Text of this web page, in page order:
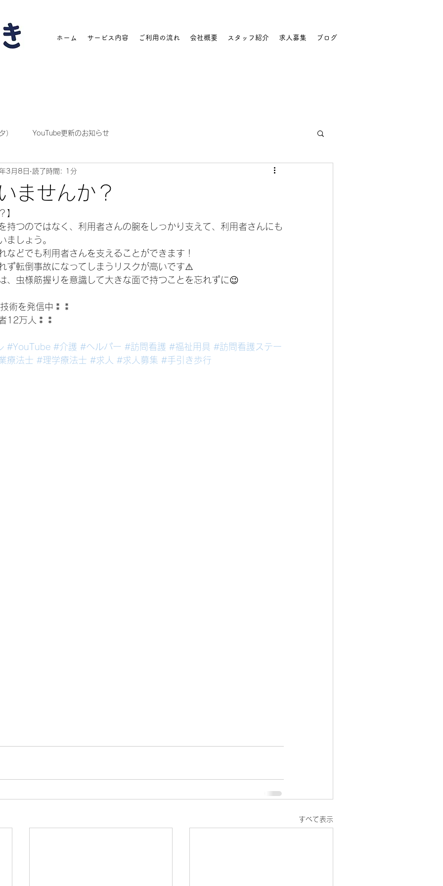
ホーム サービス内容 ご利用の流れ 会社概要 スタッフ紹介 求人募集 ブログ
） YouTube更新のお知らせ
ませんか？
3月8日 読了時間: 1分
】
持つのではなく、利用者さんの腕をしっかり支えて、利用者さんにも
ましょう。
などでも利用者さんを支えることができます！
ず転倒事故になってしまうリスクが高いです⚠️
、虫様筋握りを意識して大きな面で持つことを忘れずに😉
術を発信中⁑⁑
12万人⁑⁑
#YouTube #介護 #ヘルパー #訪問看護 #福祉用具 #訪問看護ステー
療法士 #理学療法士 #求人 #求人募集 #手引き歩行
すべて表示